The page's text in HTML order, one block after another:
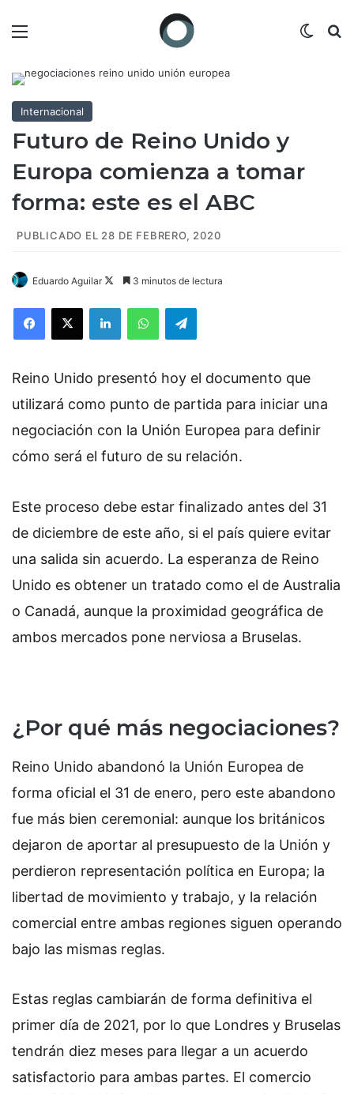
Internacional
Futuro de Reino Unido y
Europa comienza a tomar
forma: este es el ABC
PUBLICADO EL 28 DE FEBRERO, 2020
Eduardo Aguilar
l
w
n
X
3 minutos de lectura
Reino Unido presentó hoy el documento que
utilizará como punto de partida para iniciar una
negociación con la Unión Europea para definir
cómo será el futuro de su relación.
Este proceso debe estar finalizado antes del 31
de diciembre de este año, si el país quiere evitar
una salida sin acuerdo. La esperanza de Reino
Unido es obtener un tratado como el de Australia
o Canadá, aunque la proximidad geográfica de
ambos mercados pone nerviosa a Bruselas.
¿Por qué más negociaciones?
Reino Unido abandonó la Unión Europea de
forma oficial el 31 de enero, pero este abandono
fue más bien ceremonial: aunque los británicos
dejaron de aportar al presupuesto de la Unión y
perdieron representación política en Europa; la
libertad de movimiento y trabajo, y la relación
comercial entre ambas regiones siguen operando
bajo las mismas reglas.
Estas reglas cambiarán de forma definitiva el
primer día de 2021, por lo que Londres y Bruselas
tendrán diez meses para llegar a un acuerdo
satisfactorio para ambas partes. El comercio